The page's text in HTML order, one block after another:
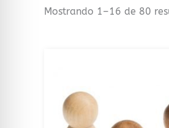
Mostrando 1–16 de 80